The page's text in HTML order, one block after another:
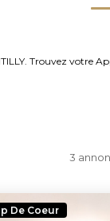
Trouvez votre
3
De Coeur